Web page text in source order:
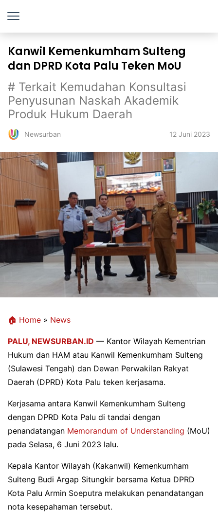
Kanwil Kemenkumham Sulteng
dan DPRD Kota Palu Teken MoU
# Terkait Kemudahan Konsultasi
Penyusunan Naskah Akademik
Produk Hukum Daerah
Newsurban 12 Juni 2023
🏠 Home » News
PALU, NEWSURBAN.ID — Kantor Wilayah Kementrian
Hukum dan HAM atau Kanwil Kemenkumham Sulteng
(Sulawesi Tengah) dan Dewan Perwakilan Rakyat
Daerah (DPRD) Kota Palu teken kerjasama.
Kerjasama antara Kanwil Kemenkumham Sulteng
dengan DPRD Kota Palu di tandai dengan
penandatangan Memorandum of Understanding (MoU)
pada Selasa, 6 Juni 2023 lalu.
Kepala Kantor Wilayah (Kakanwil) Kemenkumham
Sulteng Budi Argap Situngkir bersama Ketua DPRD
Kota Palu Armin Soeputra melakukan penandatangan
nota kesepahaman tersebut.